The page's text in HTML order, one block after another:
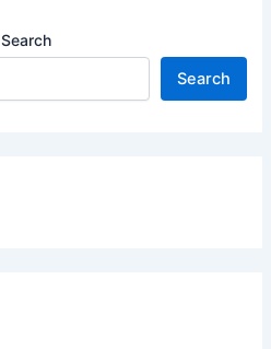
Search
Search